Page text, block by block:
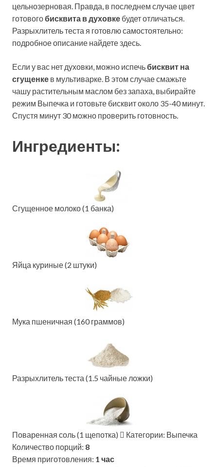
цельнозерновая. Правда, в последнем случае цвет
готовогобисквита в духовке будет отличаться.
Разрыхлитель теста я готовлю самостоятельно:
подробное описание найдете здесь.
Если у вас нет духовки, можно испечьбисквит на
сгущенке в мультиварке. В этом случае смажьте
чашу растительным маслом без запаха, выбирайте
режим Выпечка и готовьте бисквит около 35-40 минут.
Спустя минут 30 можно проверить готовность.
Ингредиенты:
Сгущенное молоко (1 банка)
Яйца куриные (2 штуки)
Мука пшеничная (160 граммов)
Разрыхлитель теста (1.5 чайные ложки)
Поваренная соль (1 щепотка)
Категории: Выпечка
Количество порций: 8
Время приготовления: 1 час